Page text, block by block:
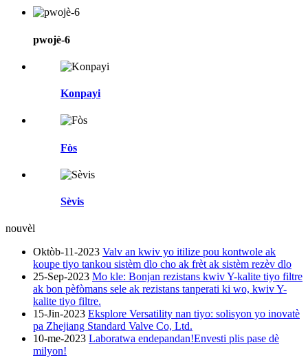
pwojè-6
Konpayi
Fòs
Sèvis
nouvèl
Oktòb-11-2023 Valv an kwiv yo itilize pou kontwole ak
koupe tiyo tankou sistèm dlo cho ak frèt ak sistèm rezèv dlo
25-Sep-2023 Mo kle: Bonjan rezistans kwiv Y-kalite tiyo filtre
ak bon pèfòmans sele ak rezistans tanperati ki wo, kwiv Y-
kalite tiyo filtre.
15-Jin-2023 Eksplore Versatility nan tiyo: solisyon yo inovatè
pa Zhejiang Standard Valve Co, Ltd.
10-me-2023 Laboratwa endepandan!Envesti plis pase dè
milyon!